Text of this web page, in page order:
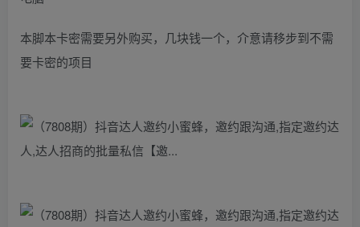
本脚本卡密需要另外购买，几块钱一个，介意请移步到不需
要卡密的项目